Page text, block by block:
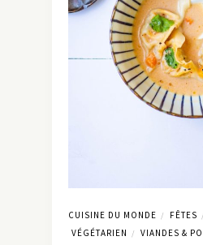
CUISINE DU MONDE / FÊTES /
VÉGÉTARIEN / VIANDES &